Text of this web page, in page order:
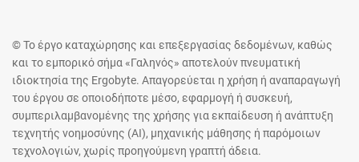
© Το έργο καταχώρησης και επεξεργασίας δεδομένων, καθώς
και το εμπορικό σήμα «Γαληνός» αποτελούν πνευματική
ιδιοκτησία της Ergobyte. Απαγορεύεται η χρήση ή αναπαραγωγή
του έργου σε οποιοδήποτε μέσο, εφαρμογή ή συσκευή,
συμπεριλαμβανομένης της χρήσης για εκπαίδευση ή ανάπτυξη
τεχνητής νοημοσύνης (AI), μηχανικής μάθησης ή παρόμοιων
τεχνολογιών, χωρίς προηγούμενη γραπτή άδεια.